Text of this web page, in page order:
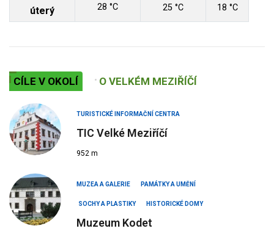
úterý 28 °C 25 °C 18 °C
CÍLE V OKOLÍ O VELKÉM MEZIŘÍČÍ
TURISTICKÉ INFORMAČNÍ CENTRA
TIC Velké Meziříčí
952 m
MUZEA A GALERIE PAMÁTKY A UMĚNÍ
SOCHY A PLASTIKY HISTORICKÉ DOMY
Muzeum Kodet